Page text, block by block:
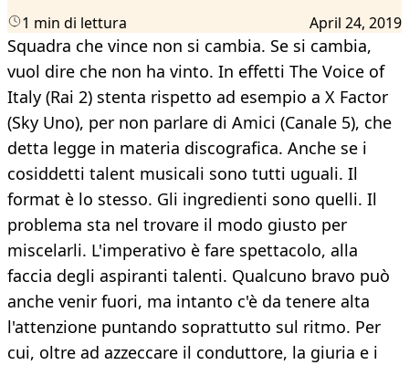
1 min di lettura April 24, 2019
Squadra che vince non si cambia. Se si cambia,
vuol dire che non ha vinto. In effetti The Voice of
Italy (Rai 2) stenta rispetto ad esempio a X Factor
(Sky Uno), per non parlare di Amici (Canale 5), che
detta legge in materia discografica. Anche se i
cosiddetti talent musicali sono tutti uguali. Il
format è lo stesso. Gli ingredienti sono quelli. Il
problema sta nel trovare il modo giusto per
miscelarli. L'imperativo è fare spettacolo, alla
faccia degli aspiranti talenti. Qualcuno bravo può
anche venir fuori, ma intanto c'è da tenere alta
l'attenzione puntando soprattutto sul ritmo. Per
cui, oltre ad azzeccare il conduttore, la giuria e i